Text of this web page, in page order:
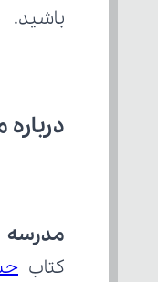
باشید.
مدرسه
کتاب